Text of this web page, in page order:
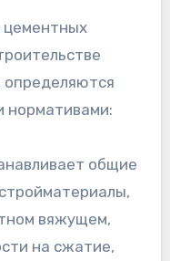
цементных
определяются
нормативами:
общие
вяжущем,
на сжатие,